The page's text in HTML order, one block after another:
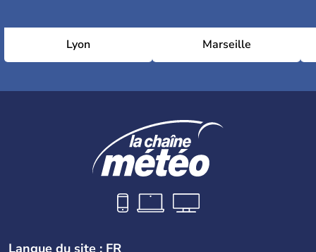
Lyon Marseille
Langue du site : FR